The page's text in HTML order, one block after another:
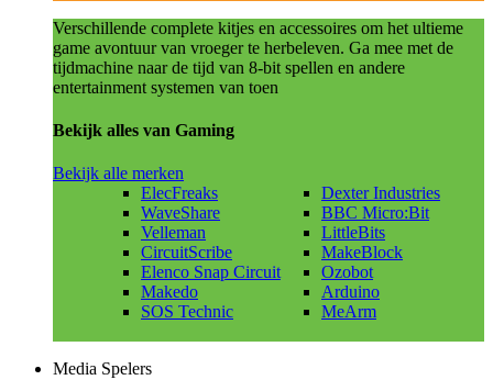
Verschillende complete kitjes en accessoires om het ultieme
game avontuur van vroeger te herbeleven. Ga mee met de
tijdmachine naar de tijd van 8-bit spellen en andere
entertainment systemen van toen
Bekijk alles van Gaming
Bekijk alle merken
ElecFreaks
WaveShare
Velleman
CircuitScribe
Elenco Snap Circuit
Makedo
SOS Technic
Dexter Industries
BBC Micro:Bit
LittleBits
MakeBlock
Ozobot
Arduino
MeArm
Media Spelers